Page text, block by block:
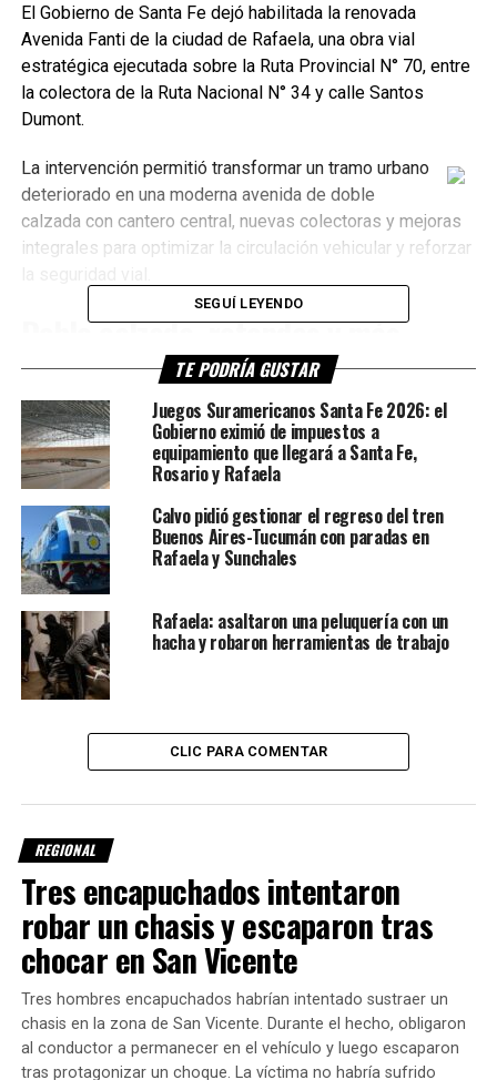
El Gobierno de Santa Fe dejó habilitada la renovada
Avenida Fanti de la ciudad de Rafaela, una obra vial
estratégica ejecutada sobre la Ruta Provincial N° 70, entre
la colectora de la Ruta Nacional N° 34 y calle Santos
Dumont.
La intervención permitió transformar un tramo urbano
deteriorado en una moderna avenida de doble
calzada con cantero central, nuevas colectoras y mejoras
integrales para optimizar la circulación vehicular y reforzar
Doble calzada, rotondas y más
iluminación
Entre las principales tareas realizadas se destacan la
construcción de
colectoras en ambos márgenes
nuevas rotondas y un sistema de iluminación compuesto
por más de
Además, se reconstruyó completamente la base de la
calzada principal y se colocó una nueva carpeta asfáltica
Según explicó el administrador de la Dirección
Provincial de Vialidad,
colectoras y rotondas fueron ejecutadas en hormigón para
garantizar una mayor durabilidad de la infraestructura.
Mejoras para la circulación y la
seguridad vial
Las dos rotondas construidas en los extremos del tramo
tienen aproximadamente 50 metros de diámetro y
permiten ordenar el tránsito de ingreso y egreso entre la
variante de la Ruta Nacional 34 y el sector urbano de
Rafaela.
Por su parte, el ministro de Obras Públicas,
Lisandro
Enrico
, destacó que la obra forma parte de la decisión del
SEGUÍ LEYENDO
TE PODRÍA GUSTAR
Juegos Suramericanos Santa Fe 2026: el
Gobierno eximió de impuestos a
equipamiento que llegará a Santa Fe,
Rosario y Rafaela
Calvo pidió gestionar el regreso del tren
Buenos Aires-Tucumán con paradas en
Rafaela y Sunchales
Rafaela: asaltaron una peluquería con un
hacha y robaron herramientas de trabajo
CLIC PARA COMENTAR
REGIONAL
Tres encapuchados intentaron
robar un chasis y escaparon tras
chocar en San Vicente
Tres hombres encapuchados habrían intentado sustraer un
chasis en la zona de San Vicente. Durante el hecho, obligaron
al conductor a permanecer en el vehículo y luego escaparon
tras protagonizar un choque. La víctima no habría sufrido